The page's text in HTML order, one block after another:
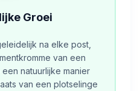
Groei
na elke post,
van een
natuurlijke manier
van een plotselinge